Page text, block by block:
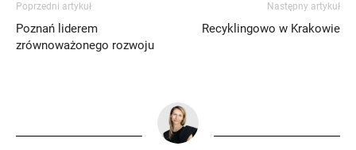
Poprzedni artykuł
Poznań liderem
zrównoważonego rozwoju
Następny artykuł
Recyklingowo w Krakowie